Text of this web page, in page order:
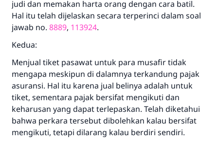
judi dan memakan harta orang dengan cara batil.
Hal itu telah dijelaskan secara terperinci dalam soal
jawab no. 8889, 113924.
Kedua:
Menjual tiket pasawat untuk para musafir tidak
mengapa meskipun di dalamnya terkandung pajak
asuransi. Hal itu karena jual belinya adalah untuk
tiket, sementara pajak bersifat mengikuti dan
keharusan yang dapat terlepaskan. Telah diketahui
bahwa perkara tersebut dibolehkan kalau bersifat
mengikuti, tetapi dilarang kalau berdiri sendiri.
Jawaban no. 110845
Bantu kami dalam memberikan jawaban untuk umat
Rasulullah ﷺ bersabda
"Siapa yang menunjukkan suatu kebaikan,
meka dia akan mendapatkan pahala yang
sama dengan orang yang melakukannya"
MUSLIM, 1893